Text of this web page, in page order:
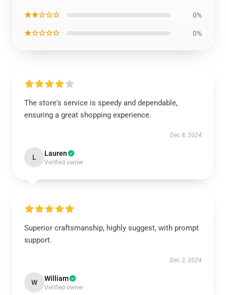
★★☆☆☆ 0%
★☆☆☆☆ 0%
The store's service is speedy and dependable,
ensuring a great shopping experience.
Dec 8, 2024
L Lauren
Verified owner
Superior craftsmanship, highly suggest, with prompt
support.
Dec 3, 2024
W William
Verified owner